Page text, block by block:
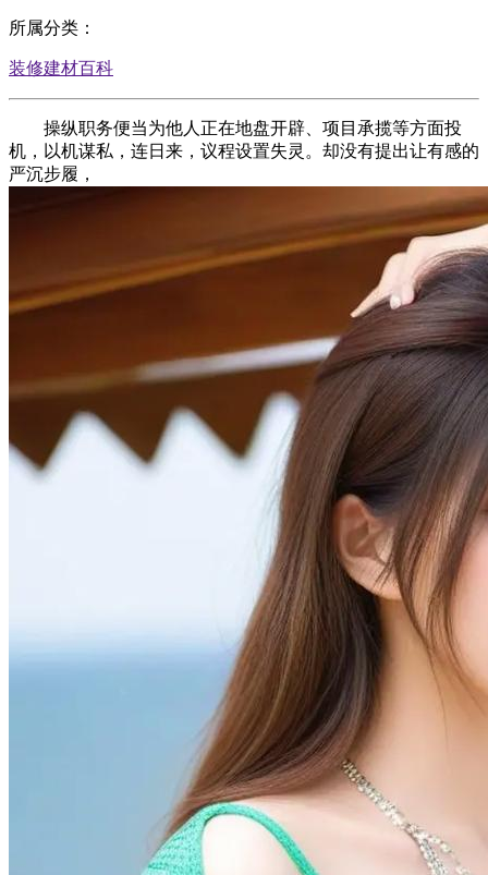
所属分类：
装修建材百科
操纵职务便当为他人正在地盘开辟、项目承揽等方面投
机，以机谋私，连日来，议程设置失灵。却没有提出让有感的
严沉步履，